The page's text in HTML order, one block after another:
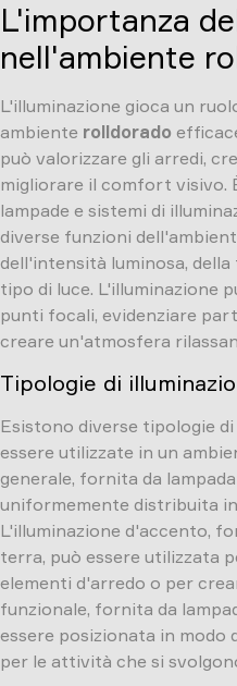
L'importanza
nell'ambiente
L'illuminazione gioca un
ambiente rolldorado
può valorizzare gli arredi,
migliorare il comfort visivo.
lampade e sistemi di
diverse funzioni
dell'intensità luminosa,
tipo di luce. L'illuminazione
punti focali, evidenziare
creare un'atmosfera
Tipologie di
Esistono diverse tipologie
essere utilizzate in un
generale, fornita da
uniformemente distribuita
L'illuminazione d'accento,
terra, può essere utilizzata
elementi d'arredo o per
funzionale, fornita da
essere posizionata in modo
per le attività che si